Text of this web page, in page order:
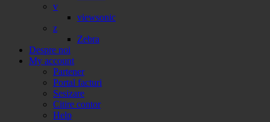
v
viewsonic
z
Zebra
Despre noi
My account
Partener
Portal facturi
Sesizare
Citire contor
Help